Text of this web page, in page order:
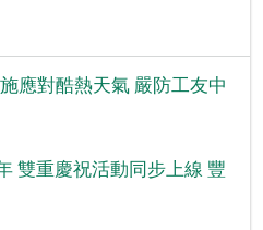
應對酷熱天氣 嚴防工友中
雙重慶祝活動同步上線 豐